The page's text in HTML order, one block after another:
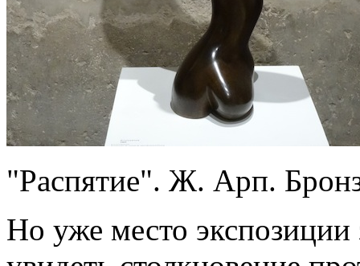
"Распятие". Ж. Арп.
Но уже место экспозиции